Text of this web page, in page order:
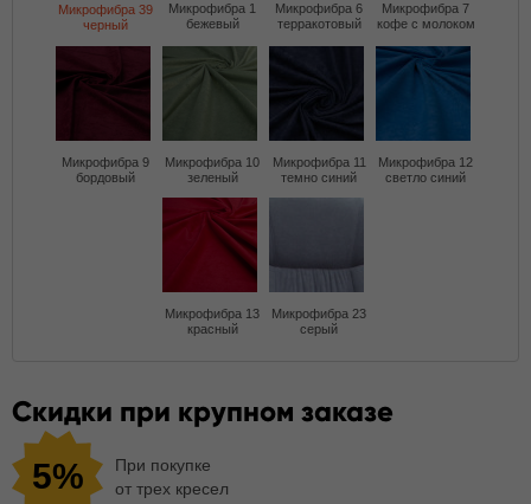
Микрофибра 39
черный
Микрофибра 1
бежевый
Микрофибра 6
терракотовый
Микрофибра 7
кофе с молоком
Микрофибра 9
бордовый
Микрофибра 10
зеленый
Микрофибра 11
темно синий
Микрофибра 12
светло синий
Микрофибра 13
красный
Микрофибра 23
серый
Скидки при крупном заказе
5%
При покупке
от трех кресел